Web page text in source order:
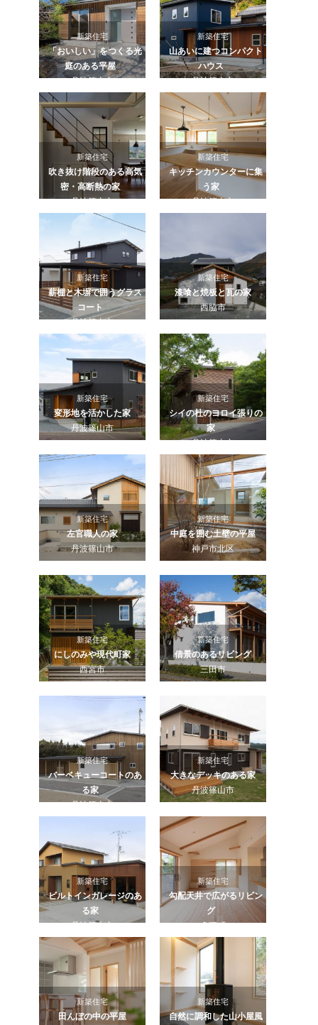
新築住宅
「おいしい」をつくる光
庭のある平屋
丹波篠山市
新築住宅
山あいに建つコンパクト
ハウス
丹波篠山市
新築住宅
吹き抜け階段のある高気
密・高断熱の家
丹波篠山市
新築住宅
キッチンカウンターに集
う家
丹波篠山市
新築住宅
薪棚と木塀で囲うグラス
コート
丹波篠山市
新築住宅
漆喰と焼板と瓦の家
西脇市
新築住宅
変形地を活かした家
丹波篠山市
新築住宅
シイの杜のヨロイ張りの
家
丹波篠山市
新築住宅
左官職人の家
丹波篠山市
新築住宅
中庭を囲む土壁の平屋
神戸市北区
新築住宅
にしのみや現代町家
西宮市
新築住宅
借景のあるリビング
三田市
新築住宅
バーベキューコートのあ
る家
丹波篠山市
新築住宅
大きなデッキのある家
丹波篠山市
新築住宅
ビルトインガレージのあ
る家
丹波篠山市
新築住宅
勾配天井で広がるリビン
グ
多可町
新築住宅
田んぼの中の平屋
新築住宅
自然に調和した山小屋風